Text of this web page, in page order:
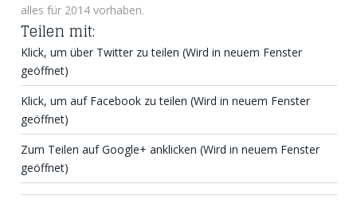
alles für 2014 vorhaben.
Teilen mit:
Klick, um über Twitter zu teilen (Wird in neuem Fenster
geöffnet)
Klick, um auf Facebook zu teilen (Wird in neuem Fenster
geöffnet)
Zum Teilen auf Google+ anklicken (Wird in neuem Fenster
geöffnet)